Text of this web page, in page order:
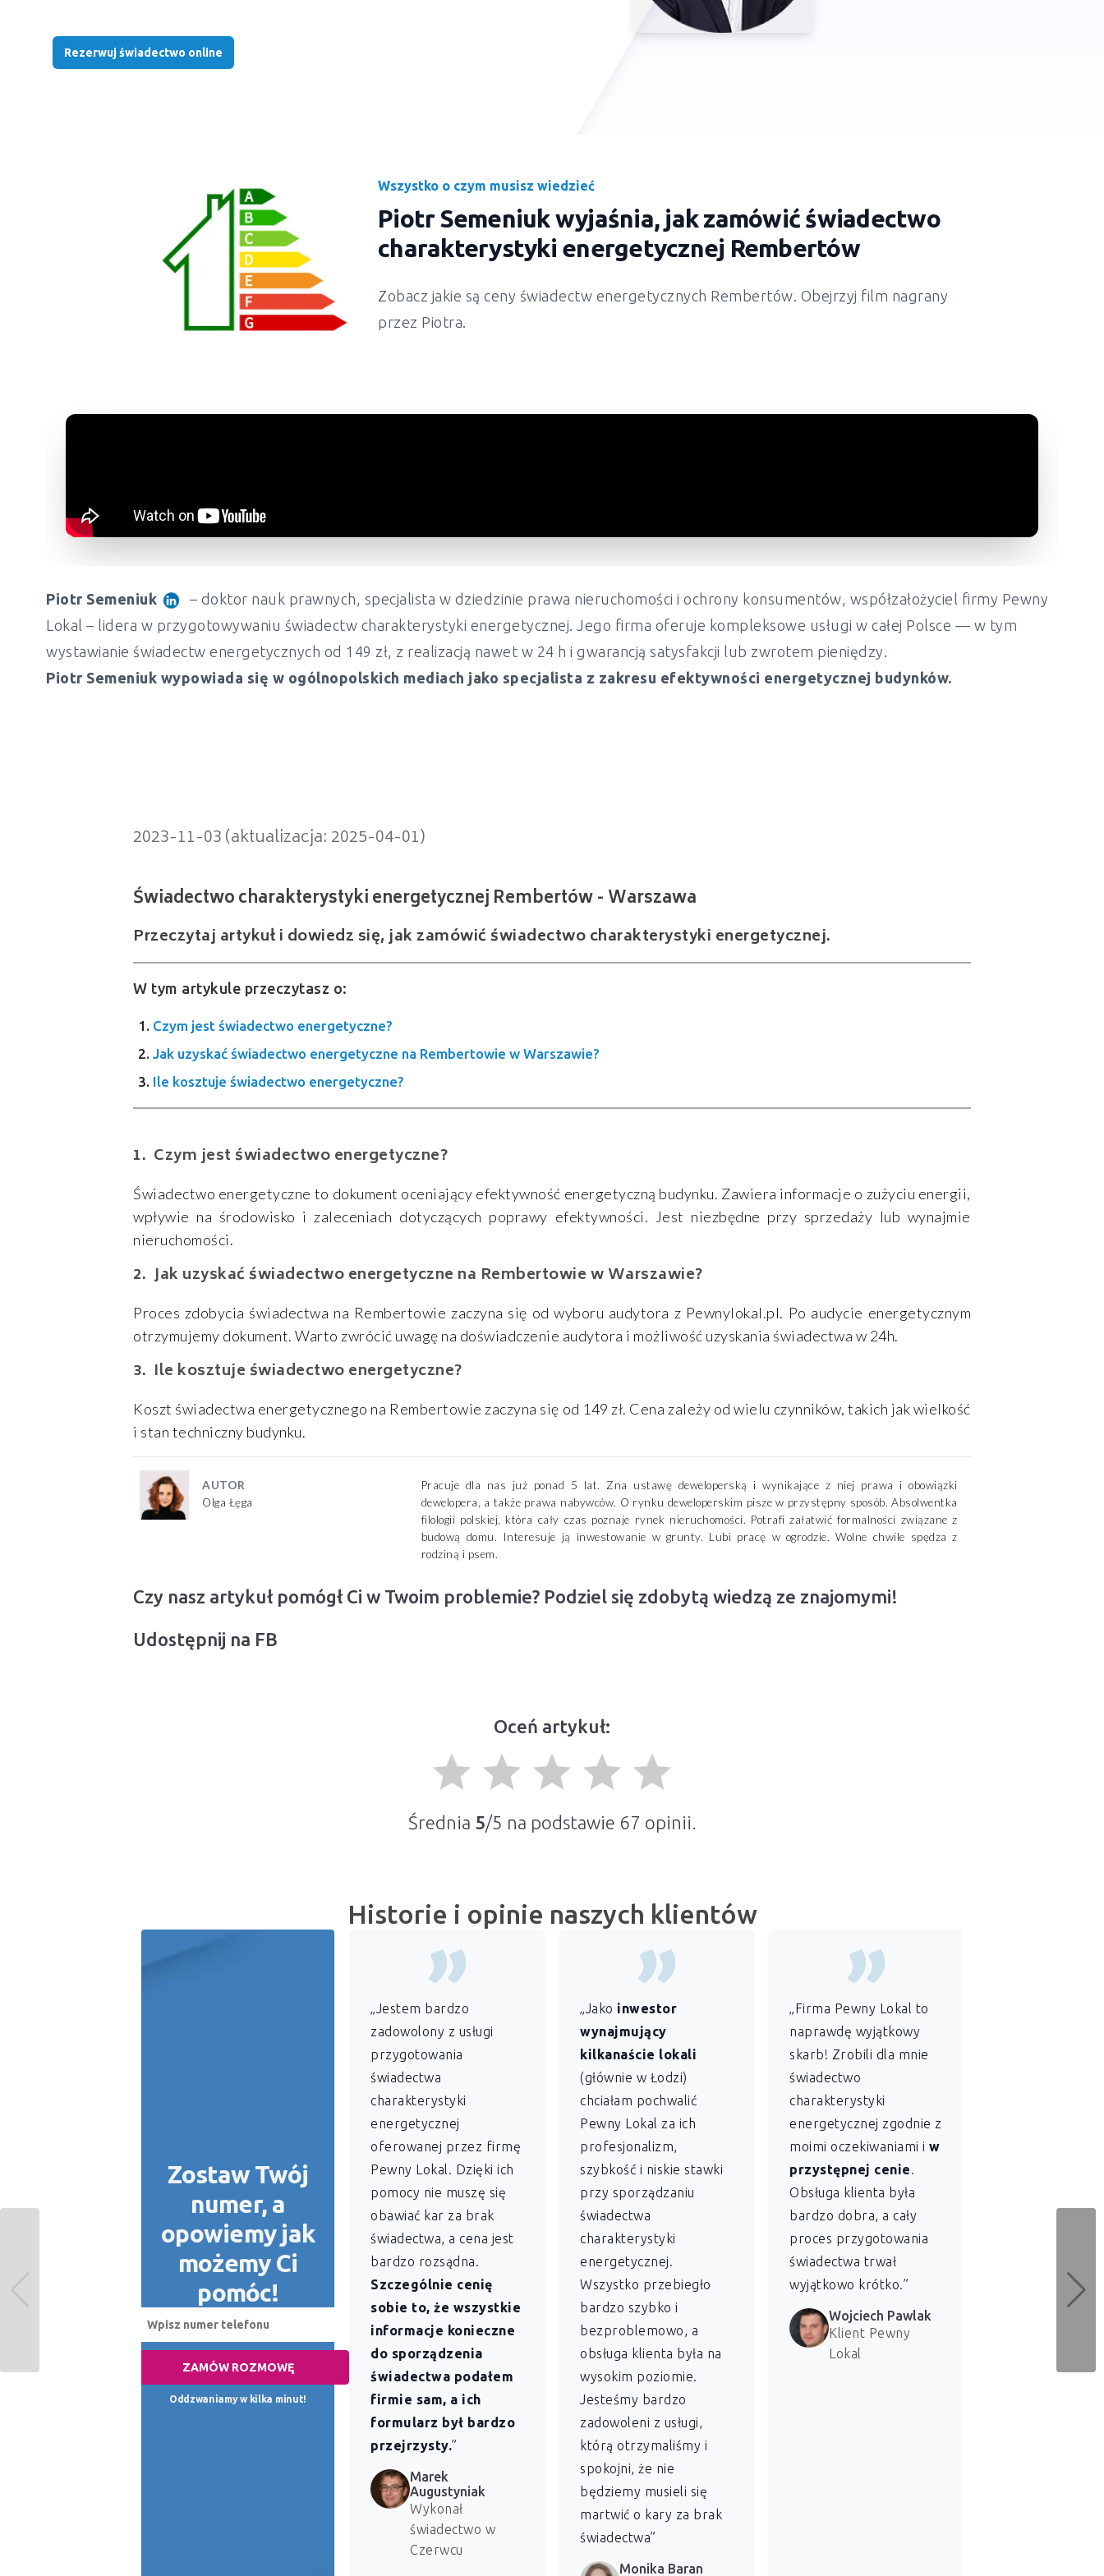
Rezerwuj świadectwo online
Wszystko o czym musisz wiedzieć
Piotr Semeniuk wyjaśnia, jak zamówić świadectwo
charakterystyki energetycznej Rembertów
Zobacz jakie są ceny świadectw energetycznych Rembertów. Obejrzyj film nagrany
przez Piotra.
Piotr Semeniuk
– doktor nauk prawnych, specjalista w dziedzinie prawa nieruchomości i ochrony konsumentów, współzałożyciel firmy Pewny
Lokal – lidera w przygotowywaniu świadectw charakterystyki energetycznej. Jego firma oferuje kompleksowe usługi w całej Polsce — w tym
wystawianie świadectw energetycznych od 149 zł, z realizacją nawet w 24 h i gwarancją satysfakcji lub zwrotem pieniędzy.
Piotr Semeniuk wypowiada się w ogólnopolskich mediach jako specjalista z zakresu efektywności energetycznej budynków.
2023-11-03 (aktualizacja: 2025-04-01)
Przeczytaj artykuł i dowiedz się, jak zamówić świadectwo charakterystyki energetycznej.
W tym artykule przeczytasz o:
Czym jest świadectwo energetyczne?
Jak uzyskać świadectwo energetyczne na Rembertowie w Warszawie?
Ile kosztuje świadectwo energetyczne?
Czym jest świadectwo energetyczne?
Świadectwo energetyczne to dokument oceniający efektywność energetyczną budynku. Zawiera informacje o zużyciu energii,
wpływie na środowisko i zaleceniach dotyczących poprawy efektywności. Jest niezbędne przy sprzedaży lub wynajmie
nieruchomości.
Jak uzyskać świadectwo energetyczne na Rembertowie w Warszawie?
Proces zdobycia świadectwa na Rembertowie zaczyna się od wyboru audytora z Pewnylokal.pl. Po audycie energetycznym
otrzymujemy dokument. Warto zwrócić uwagę na doświadczenie audytora i możliwość uzyskania świadectwa w 24h.
Ile kosztuje świadectwo energetyczne?
Koszt świadectwa energetycznego na Rembertowie zaczyna się od 149 zł. Cena zależy od wielu czynników, takich jak wielkość
i stan techniczny budynku.
AUTOR
Olga Łęga
Pracuje dla nas już ponad 5 lat. Zna ustawę deweloperską i wynikające z niej prawa i obowiązki
dewelopera, a także prawa nabywców. O rynku deweloperskim pisze w przystępny sposób. Absolwentka
filologii polskiej, która cały czas poznaje rynek nieruchomości. Potrafi załatwić formalności związane z
budową domu. Interesuje ją inwestowanie w grunty. Lubi pracę w ogrodzie. Wolne chwile spędza z
rodziną i psem.
Czy nasz artykuł pomógł Ci w Twoim problemie? Podziel się zdobytą wiedzą ze znajomymi!
Udostępnij na FB
Oceń artykuł:
grade grade grade grade grade
Średnia 5/5 na podstawie 67 opinii.
Historie i opinie naszych klientów
Zostaw Twój
numer, a
opowiemy jak
możemy Ci
pomóc!
ZAMÓW ROZMOWĘ
Oddzwaniamy w kilka minut!
„Jestem bardzo
zadowolony z usługi
przygotowania
świadectwa
charakterystyki
energetycznej
oferowanej przez firmę
Pewny Lokal. Dzięki ich
pomocy nie muszę się
obawiać kar za brak
świadectwa, a cena jest
bardzo rozsądna.
Szczególnie cenię
sobie to, że wszystkie
informacje konieczne
do sporządzenia
świadectwa podałem
firmie sam, a ich
formularz był bardzo
przejrzysty.”
Marek
Augustyniak
Wykonał
świadectwo w
Czerwcu
„Jako inwestor
wynajmujący
kilkanaście lokali
(głównie w Łodzi)
chciałam pochwalić
Pewny Lokal za ich
profesjonalizm,
szybkość i niskie stawki
przy sporządzaniu
świadectwa
charakterystyki
energetycznej.
Wszystko przebiegło
bardzo szybko i
bezproblemowo, a
obsługa klienta była na
wysokim poziomie.
Jesteśmy bardzo
zadowoleni z usługi,
którą otrzymaliśmy i
spokojni, że nie
będziemy musieli się
martwić o kary za brak
świadectwa”
Monika Baran
„Firma Pewny Lokal to
naprawdę wyjątkowy
skarb! Zrobili dla mnie
świadectwo
charakterystyki
energetycznej zgodnie z
moimi oczekiwaniami i w
przystępnej cenie.
Obsługa klienta była
bardzo dobra, a cały
proces przygotowania
świadectwa trwał
wyjątkowo krótko.”
Wojciech Pawlak
Klient Pewny
Lokal